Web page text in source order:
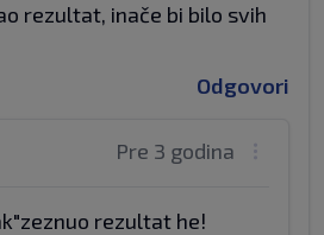
rezultat, inače bi bilo svih
Odgovori
Pre 3 godina
rezultat he!